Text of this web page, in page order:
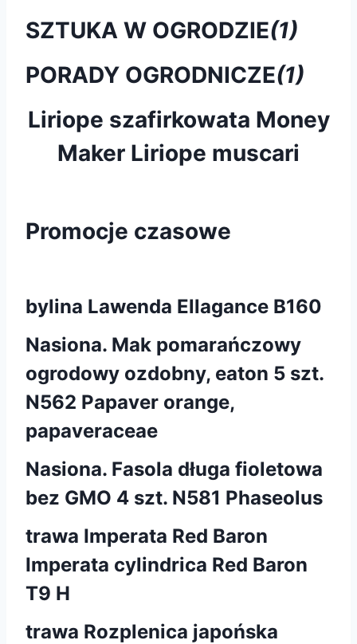
SZTUKA W OGRODZIE(1)
PORADY OGRODNICZE(1)
Liriope szafirkowata Money
Maker Liriope muscari
Promocje czasowe
bylina Lawenda Ellagance B160
Nasiona. Mak pomarańczowy
ogrodowy ozdobny, eaton 5 szt.
N562 Papaver orange,
papaveraceae
Nasiona. Fasola długa fioletowa
bez GMO 4 szt. N581 Phaseolus
trawa Imperata Red Baron
Imperata cylindrica Red Baron
T9 H
trawa Rozplenica japońska